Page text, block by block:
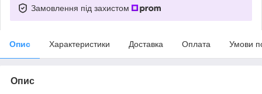
Замовлення під захистом
Опис Характеристики Доставка Оплата Умови
Опис